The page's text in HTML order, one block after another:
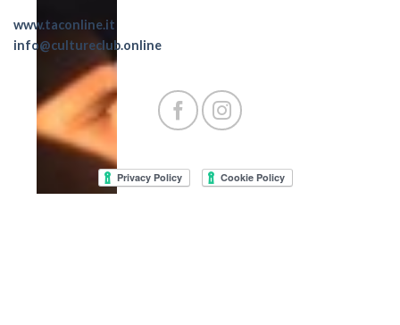
www.taconline.it
info@cultureclub.online